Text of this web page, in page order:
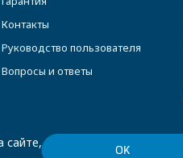
Контакты
Руководство пользователя
Вопросы и ответы
сайте,
ОК